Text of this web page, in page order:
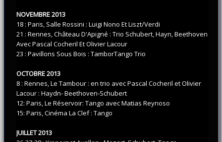
NOVEMBRE 2013
18 : Paris, Salle Rossini : Luigi Nono Et Liszt/Verdi
21 : Rennes, Château D'Apigné : Trio Schubert, Hayn, Beethoven
Avec Pascal Cocheril Et Olivier Lacour
23 : Pavillons Sous Bois : TamborTango Trio
OCTOBRE 2013
8 : Rennes, Le Tambour : en trio avec Pascal Cocheril et Olivier
Lacour : Haydn- Beethoven-Schubert
12: Paris, Le Réservoir: Tango avec Matias Reynoso
15: Paris, Cinéma La Clef : Tango
JUILLET 2013